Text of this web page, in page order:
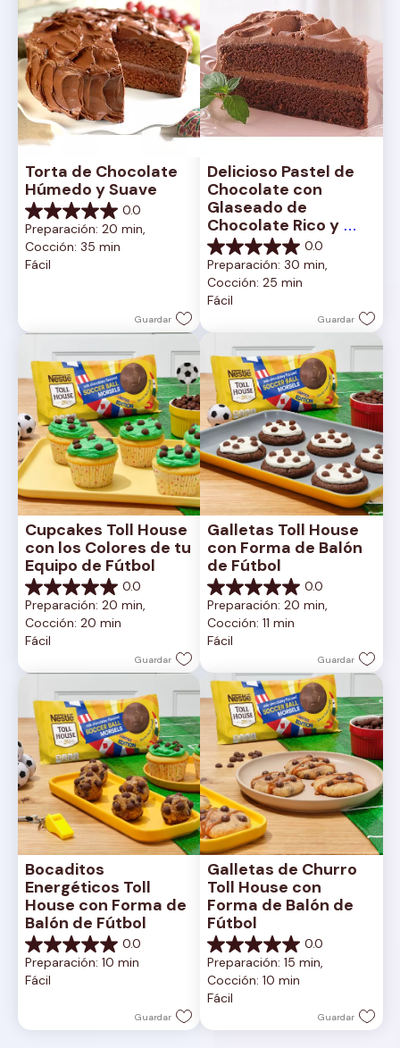
Torta de Chocolate
Húmedo y Suave
0.0
0.0
de
5
estrellas.
Preparación: 20 min,
Cocción: 35 min
Fácil
Guardar
Delicioso Pastel de
Chocolate con
Glaseado de
Chocolate Rico y
Cremoso
0.0
0.0
de
5
estrellas.
Preparación: 30 min,
Cocción: 25 min
Fácil
Guardar
Cupcakes Toll House
con los Colores de tu
Equipo de Fútbol
0.0
0.0
de
5
estrellas.
Preparación: 20 min,
Cocción: 20 min
Fácil
Guardar
Galletas Toll House
con Forma de Balón
de Fútbol
0.0
0.0
de
5
estrellas.
Preparación: 20 min,
Cocción: 11 min
Fácil
Guardar
Bocaditos
Energéticos Toll
House con Forma de
Balón de Fútbol
0.0
0.0
de
5
Preparación: 10 min
Fácil
Guardar
Galletas de Churro
Toll House con
Forma de Balón de
Fútbol
0.0
0.0
de
5
estrellas.
Preparación: 15 min,
Cocción: 10 min
Fácil
Guardar